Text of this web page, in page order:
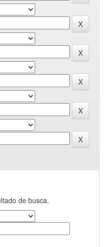
de busca.